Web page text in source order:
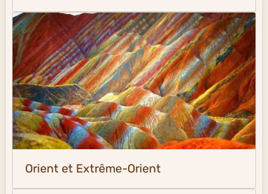
France Vidéos et photos